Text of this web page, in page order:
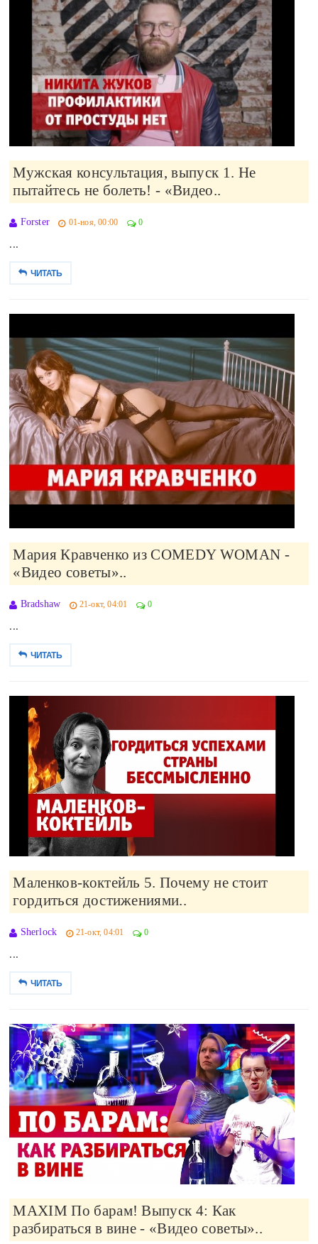
Мужская консультация, выпуск 1. Не
пытайтесь не болеть! - «Видео..
Forster 01-ноя, 00:00 0
...
ЧИТАТЬ
Мария Кравченко из COMEDY WOMAN -
«Видео советы»..
Bradshaw 21-окт, 04:01 0
...
ЧИТАТЬ
Маленков-коктейль 5. Почему не стоит
гордиться достижениями..
Sherlock 21-окт, 04:01 0
...
ЧИТАТЬ
MAXIM По барам! Выпуск 4: Как
разбираться в вине - «Видео советы»..